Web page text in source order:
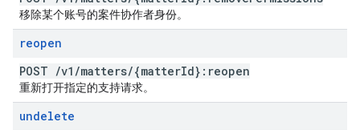
移除某个账号的案件协作者身份。
reopen
POST /v1 /matters/{matterId}:reopen
重新打开指定的支持请求。
undelete